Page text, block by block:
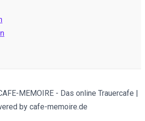
MEMOIRE - Das online Trauercafe |
by cafe-memoire.de